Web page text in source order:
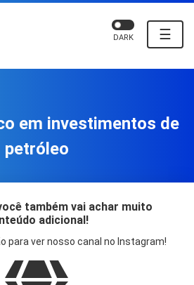
☰
DARK
em investimentos de
petróleo
também vai achar muito
adicional!
para ver nosso canal no Instagram!